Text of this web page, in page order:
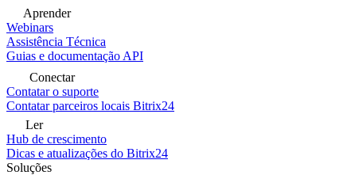
Aprender
Webinars
Assistência Técnica
Guias e documentação API
Conectar
Contatar o suporte
Contatar parceiros locais Bitrix24
Ler
Hub de crescimento
Dicas e atualizações do Bitrix24
Soluções